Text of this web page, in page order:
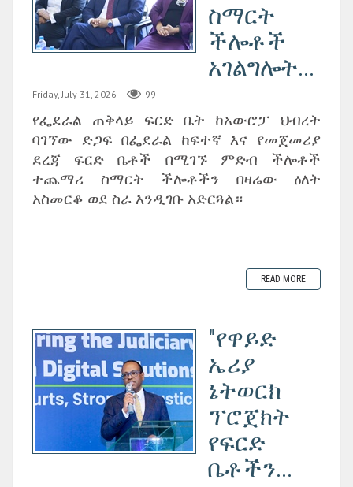
ስማርት
ችሎቶች
አገልግሎት...
Friday, July 31, 2026 99
የፌደራል ጠቅላይ ፍርድ ቤት ከአውሮፓ ህብረት
ባገኘው ድጋፍ በፌደራል ከፍተኛ እና የመጀመሪያ
ደረጃ ፍርድ ቤቶች በሚገኙ ምድብ ችሎቶች
ተጨማሪ ስማርት ችሎቶችን በዛሬው ዕለት
አስመርቆ ወደ ስራ እንዲገቡ አድርጓል።
READ MORE
"የዋይድ
ኤሪያ
ኔትወርክ
ፕሮጀክት
የፍርድ
ቤቶችን...